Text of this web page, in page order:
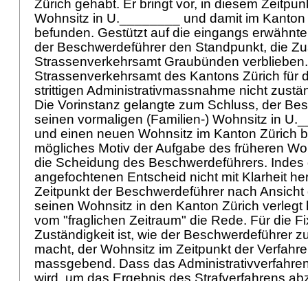
Zürich gehabt. Er bringt vor, in diesem
Wohnsitz in U.________ und damit im
befunden. Gestützt auf die eingangs
der Beschwerdeführer den Standpunkt, die
Strassenverkehrsamt Graubünden
Strassenverkehrsamt des Kantons Zürich für
strittigen Administrativmassnahme nicht
Die Vorinstanz gelangte zum Schluss, der
seinen vormaligen (Familien-) Wohnsitz in
und einen neuen Wohnsitz im Kanton Zürich
mögliches Motiv der Aufgabe des früheren
die Scheidung des Beschwerdeführers. Indes
angefochtenen Entscheid nicht mit Klarheit
Zeitpunkt der Beschwerdeführer nach Ansicht
seinen Wohnsitz in den Kanton Zürich verlegt
vom "fraglichen Zeitraum" die Rede. Für die
Zuständigkeit ist, wie der Beschwerdeführer
macht, der Wohnsitz im Zeitpunkt der
massgebend. Dass das
wird, um das Ergebnis des Strafverfahrens